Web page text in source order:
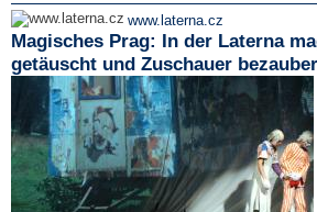
www.laterna.cz
Magisches Prag: In der Laterna
getäuscht und Zuschauer